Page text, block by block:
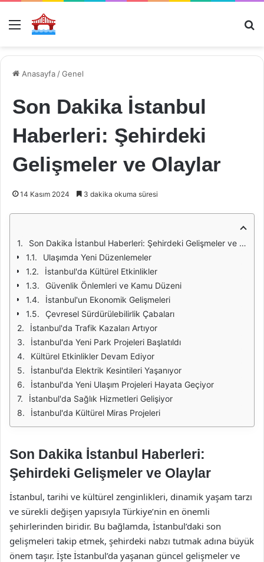
Menü
Anasayfa /Genel
Son Dakika İstanbul
Haberleri: Şehirdeki
Gelişmeler ve Olaylar
14 Kasım 2024 3 dakika okuma süresi
Son Dakika İstanbul Haberleri: Şehirdeki Gelişmeler ve Olaylar
Ulaşımda Yeni Düzenlemeler
İstanbul'da Kültürel Etkinlikler
Güvenlik Önlemleri ve Kamu Düzeni
İstanbul'un Ekonomik Gelişmeleri
Çevresel Sürdürülebilirlik Çabaları
İstanbul'da Trafik Kazaları Artıyor
İstanbul'da Yeni Park Projeleri Başlatıldı
Kültürel Etkinlikler Devam Ediyor
İstanbul'da Elektrik Kesintileri Yaşanıyor
İstanbul'da Yeni Ulaşım Projeleri Hayata Geçiyor
İstanbul'da Sağlık Hizmetleri Gelişiyor
İstanbul'da Kültürel Miras Projeleri
Son Dakika İstanbul Haberleri:
Şehirdeki Gelişmeler ve Olaylar
İstanbul, tarihi ve kültürel zenginlikleri, dinamik yaşam tarzı
ve sürekli değişen yapısıyla Türkiye’nin en önemli
şehirlerinden biridir. Bu bağlamda, İstanbul’daki son
gelişmeleri takip etmek, şehirdeki nabzı tutmak adına büyük
önem taşır. İşte İstanbul’da yaşanan güncel gelişmeler ve